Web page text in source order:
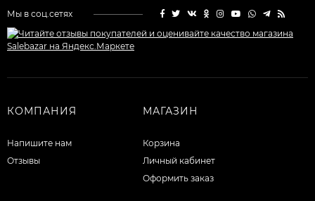
Мы в соц.сетях
КОМПАНИЯ
Напишите нам
Отзывы
МАГАЗИН
Корзина
Личный кабинет
Оформить заказ